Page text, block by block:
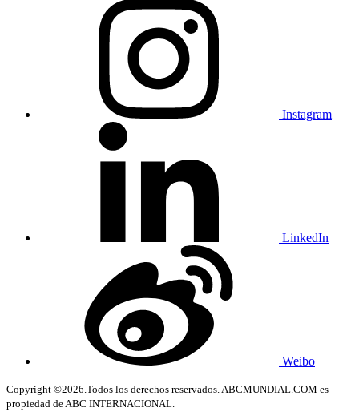
Instagram
LinkedIn
Weibo
Copyright ©2026.Todos los derechos reservados. ABCMUNDIAL.COM es
propiedad de ABC INTERNACIONAL.